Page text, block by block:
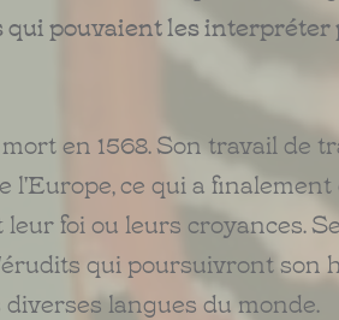
pouvaient les interpréter
en 1568. Son travail de
ce qui a
foi ou leurs croyances.
qui poursuivront son
langues du monde.